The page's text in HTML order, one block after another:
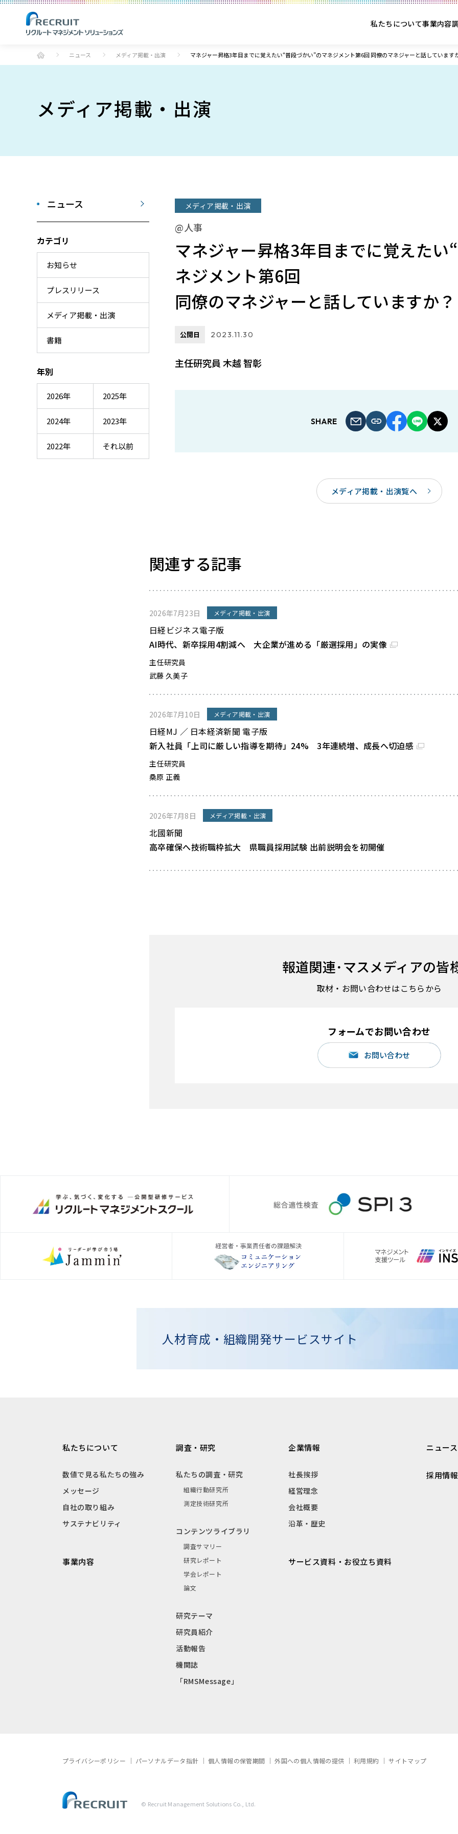
私たちについて事業内容
ニュース メディア掲載・出演 マネジャー昇格3年目までに覚えたい“普段づかい”のマネジメント第6回 同僚のマネジャーと話しています
メディア掲載・出演
ニュース
カテゴリ
お知らせ
プレスリリース
メディア掲載・出演
書籍
年別
2026年 2025年
2024年 2023年
2022年 それ以前
メディア掲載・出演
@人事
マネジャー昇格3年目までに覚えたい
ネジメント第6回
同僚のマネジャーと話していますか？
公開日 2023.11.30
主任研究員 木越 智彰
SHARE
メディア掲載・出演覧へ
関連する記事
2026年7月23日 メディア掲載・出演
日経ビジネス電子版
AI時代、新卒採用4割減へ 大企業が進める「厳選採用」の実像
主任研究員
武藤 久美子
2026年7月10日 メディア掲載・出演
日経MJ ／ 日本経済新聞 電子版
新入社員「上司に厳しい指導を期待」24% 3年連続増、成長へ切迫感
主任研究員
桑原 正義
2026年7月8日 メディア掲載・出演
北國新聞
高卒確保へ技術職枠拡大 県職員採用試験 出前説明会を初開催
報道関連･マスメディアの皆
取材・お問い合わせはこちらから
フォームでお問い合わせ
お問い合わせ
人材育成・組織開発サービスサイト
私たちについて
数値で見る私たちの強み
メッセージ
自社の取り組み
サステナビリティ
事業内容
調査・研究
私たちの調査・研究
組織行動研究所
測定技術研究所
コンテンツライブラリ
調査サマリー
研究レポート
学会レポート
論文
研究テーマ
研究員紹介
活動報告
機関誌
「RMSMessage」
企業情報
社長挨拶
経営理念
会社概要
沿革・歴史
サービス資料・お役立ち資料
ニュース
採用情報
プライバシーポリシー パーソナルデータ指針 個人情報の保管期間 外国への個人情報の提供 利用規約 サイトマップ
© Recruit Management Solutions Co., Ltd.